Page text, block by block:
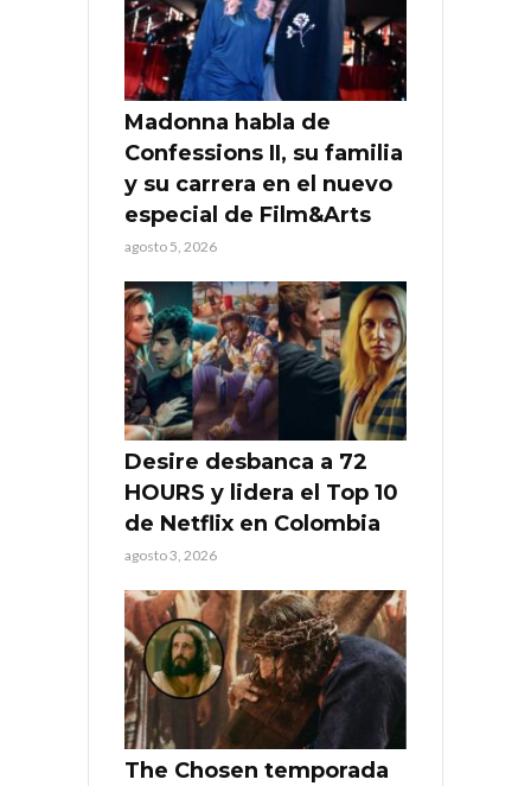
Madonna habla de
Confessions II, su familia
y su carrera en el nuevo
especial de Film&Arts
agosto 5, 2026
Desire desbanca a 72
HOURS y lidera el Top 10
de Netflix en Colombia
agosto 3, 2026
The Chosen temporada